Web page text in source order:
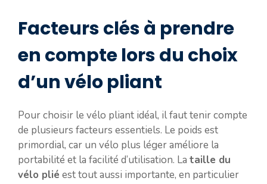
Facteurs clés à prendre
en compte lors du choix
d’un vélo pliant
Pour choisir le vélo pliant idéal, il faut tenir compte
de plusieurs facteurs essentiels. Le poids est
primordial, car un vélo plus léger améliore la
portabilité et la facilité d’utilisation. La taille du
vélo plié est tout aussi importante, en particulier